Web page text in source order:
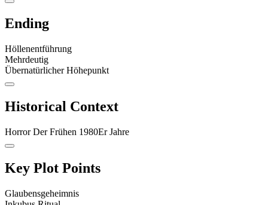
Ending
Höllenentführung
Mehrdeutig
Übernatürlicher Höhepunkt
Historical Context
Horror Der Frühen 1980Er Jahre
Key Plot Points
Glaubensgeheimnis